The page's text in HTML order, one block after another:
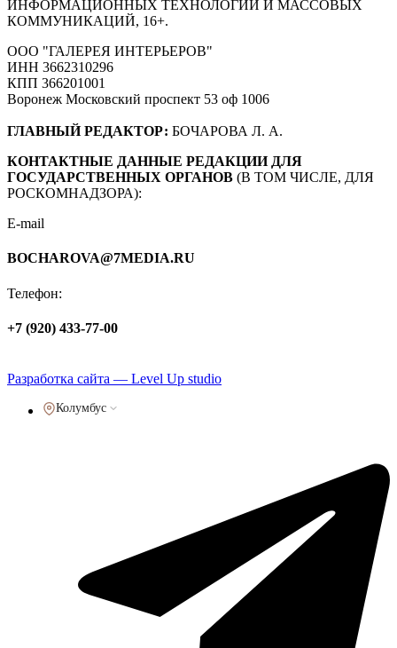
ИНФОРМАЦИОННЫХ ТЕХНОЛОГИЙ И МАССОВЫХ
КОММУНИКАЦИЙ, 16+.
ООО "ГАЛЕРЕЯ ИНТЕРЬЕРОВ"
ИНН 3662310296
КПП 366201001
Воронеж Московский проспект 53 оф 1006
ГЛАВНЫЙ РЕДАКТОР: БОЧАРОВА Л. А.
КОНТАКТНЫЕ ДАННЫЕ РЕДАКЦИИ ДЛЯ
ГОСУДАРСТВЕННЫХ ОРГАНОВ (В ТОМ ЧИСЛЕ, ДЛЯ
РОСКОМНАДЗОРА):
E-mail
BOCHAROVA@7MEDIA.RU
Телефон:
+7 (920) 433-77-00
Разработка сайта — Level Up studio
Колумбус